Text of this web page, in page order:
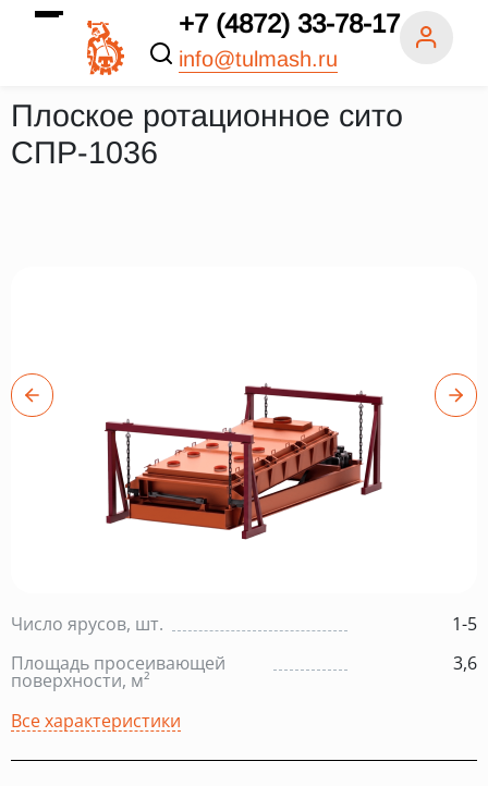
+7 (4872) 33-78-17
info@tulmash.ru
Плоское ротационное сито
СПР-1036
Число ярусов, шт.
1-5
Площадь просеивающей
поверхности, м²
3,6
Все характеристики